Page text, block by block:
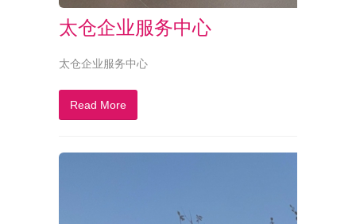
太仓企业服务中心
太仓企业服务中心
Read More